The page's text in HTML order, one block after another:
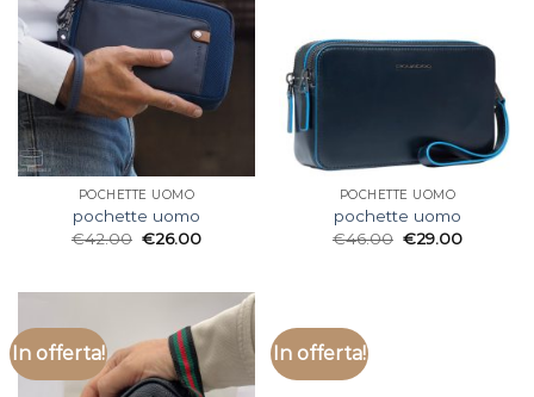
POCHETTE UOMO
pochette uomo
€42.00 €26.00
POCHETTE UOMO
pochette uomo
€46.00 €29.00
In offerta! In offerta!